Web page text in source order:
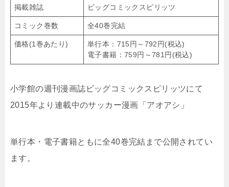
掲載雑誌 ビッグコミックスピリッツ
コミック巻数 全40巻完結
価格(1巻あたり)
単行本：715円～792円(税込)
電子書籍：759円～781円(税込)
小学館の週刊漫画誌ビッグコミックスピリッツにて
2015年より連載中のサッカー漫画「アオアシ」
単行本・電子書籍ともに全40巻完結まで公開されてい
ます。